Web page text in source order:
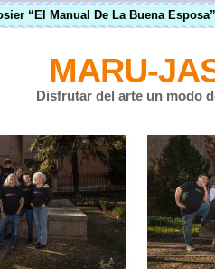
“El Manual De La Buena Esposa”
MARU-
Disfrutar del arte un modo